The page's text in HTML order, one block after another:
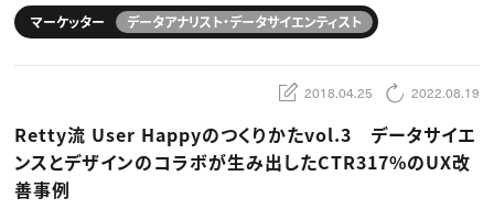
スキルアップしたい！
デザイン
編集・ライティング
マーケティング
ディレクション
業界解説・キャリア事情
お役立ち基礎知識
TOP Creator’s コラム
Webクリエイター
アプリクリエイター
ゲームクリエイター
映像クリエイター
マーケッター
セミナー
ニュース・トレンド
マーケッター データアナリスト・データサイエンティスト
2018.04.25 2022.08.19
Retty流 User Happyのつくりかたvol.3 データサイエ
ンスとデザインのコラボが生み出したCTR317%のUX改
善事例